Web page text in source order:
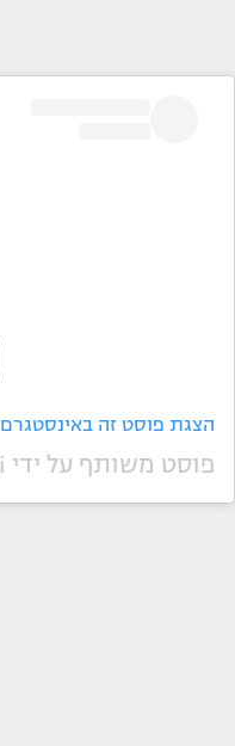
הצגת פוסט זה באינסטגרם
פוסט משותף על ידי ‏‎Yana Barski‎‏ (@‏‎yanabarski‎‏)